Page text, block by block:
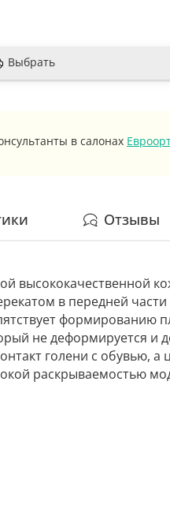
Выбрать
в салонах
Отзывы
высококачественной
в передней
формированию
не деформируется и
голени с обувью, а
раскрываемостью